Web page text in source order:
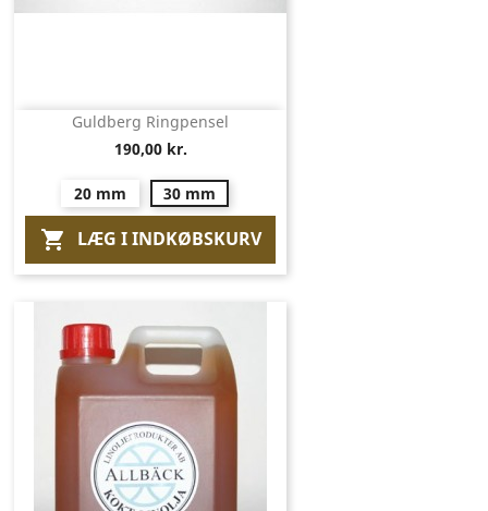
Guldberg Ringpensel
190,00 kr.
20 mm 30 mm
 LÆG I INDKØBSKURV